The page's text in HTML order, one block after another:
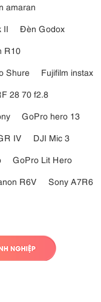
amaran
II
Đèn Godox
R10
Shure
Fujifilm instax
28 70 f2.8
GoPro hero 13
IV
DJI Mic 3
GoPro Lit Hero
R6V
Sony A7R6